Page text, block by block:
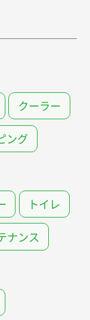
クーラー
ング
トイレ
ナンス